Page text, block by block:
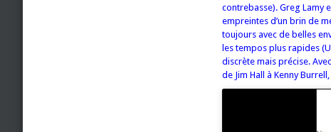
contrebasse). Greg Lamy
empreintes d’un brin de
toujours avec de belles
les tempos plus rapides
discrète mais précise.
de Jim Hall à Kenny